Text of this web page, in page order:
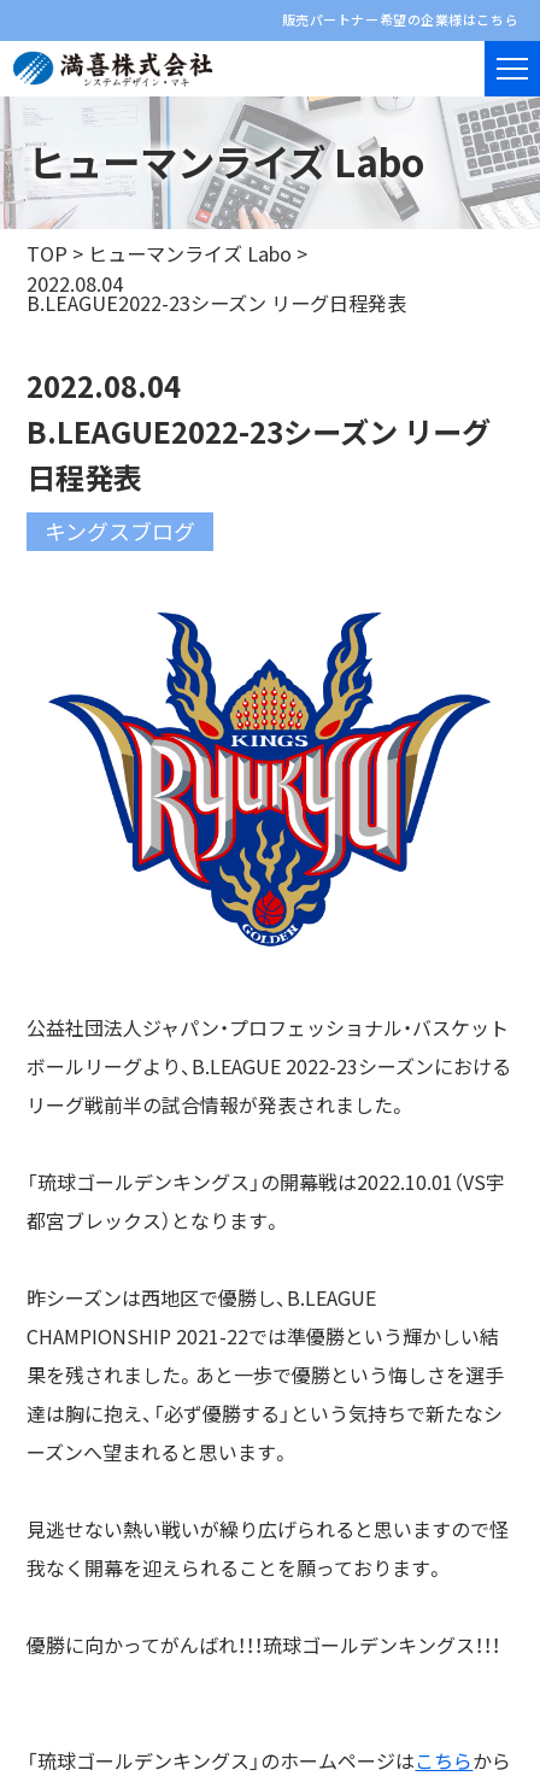
販売パートナー希望の企業様はこちら
ヒューマンライズ Labo
TOP > ヒューマンライズ Labo >
2022.08.04
B.LEAGUE2022-23シーズン リーグ日程発表
2022.08.04
B.LEAGUE2022-23シーズン リーグ
日程発表
キングスブログ
公益社団法人ジャパン・プロフェッショナル・バスケット
ボールリーグより、B.LEAGUE 2022-23シーズンにおける
リーグ戦前半の試合情報が発表されました。
「琉球ゴールデンキングス」の開幕戦は2022.10.01（VS宇
都宮ブレックス）となります。
昨シーズンは西地区で優勝し、B.LEAGUE
CHAMPIONSHIP 2021-22では準優勝という輝かしい結
果を残されました。あと一歩で優勝という悔しさを選手
達は胸に抱え、「必ず優勝する」という気持ちで新たなシ
ーズンへ望まれると思います。
見逃せない熱い戦いが繰り広げられると思いますので怪
我なく開幕を迎えられることを願っております。
優勝に向かってがんばれ！！！琉球ゴールデンキングス！！！
「琉球ゴールデンキングス」のホームページはこちらから